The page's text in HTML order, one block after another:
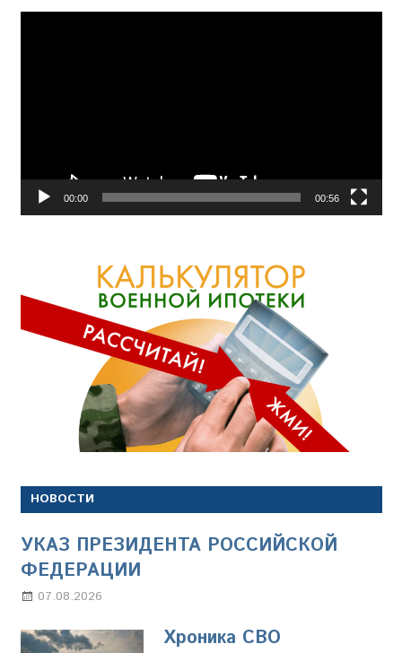
00:00 00:56
НОВОСТИ
УКАЗ ПРЕЗИДЕНТА РОССИЙСКОЙ
ФЕДЕРАЦИИ
07.08.2026
Хроника СВО